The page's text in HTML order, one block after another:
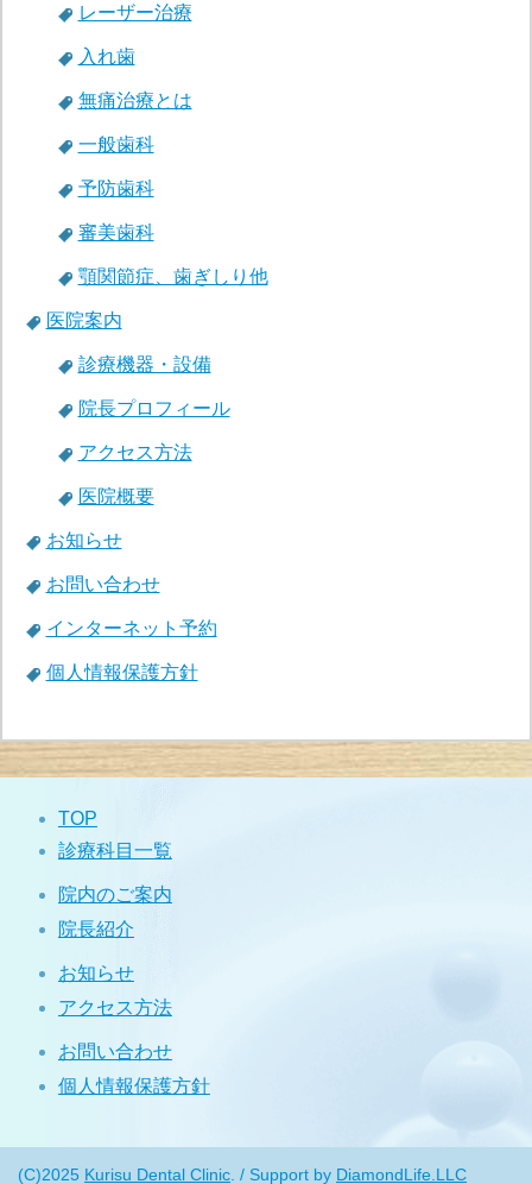
レーザー治療
入れ歯
無痛治療とは
一般歯科
予防歯科
審美歯科
顎関節症、歯ぎしり他
医院案内
診療機器・設備
院長プロフィール
アクセス方法
医院概要
お知らせ
お問い合わせ
インターネット予約
個人情報保護方針
TOP
診療科目一覧
院内のご案内
院長紹介
お知らせ
アクセス方法
お問い合わせ
個人情報保護方針
(C)2025 Kurisu Dental Clinic . / Support by DiamondLife.LLC